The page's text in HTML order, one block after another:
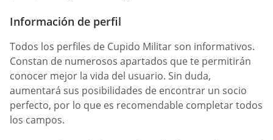
Información de perfil
Todos los perfiles de Cupido Militar son informativos.
Constan de numerosos apartados que te permitirán
conocer mejor la vida del usuario. Sin duda,
aumentará sus posibilidades de encontrar un socio
perfecto, por lo que es recomendable completar todos
los campos.